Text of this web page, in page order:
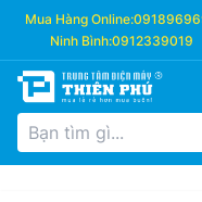
Mua Hàng Online:
Ninh Bình:0912339019